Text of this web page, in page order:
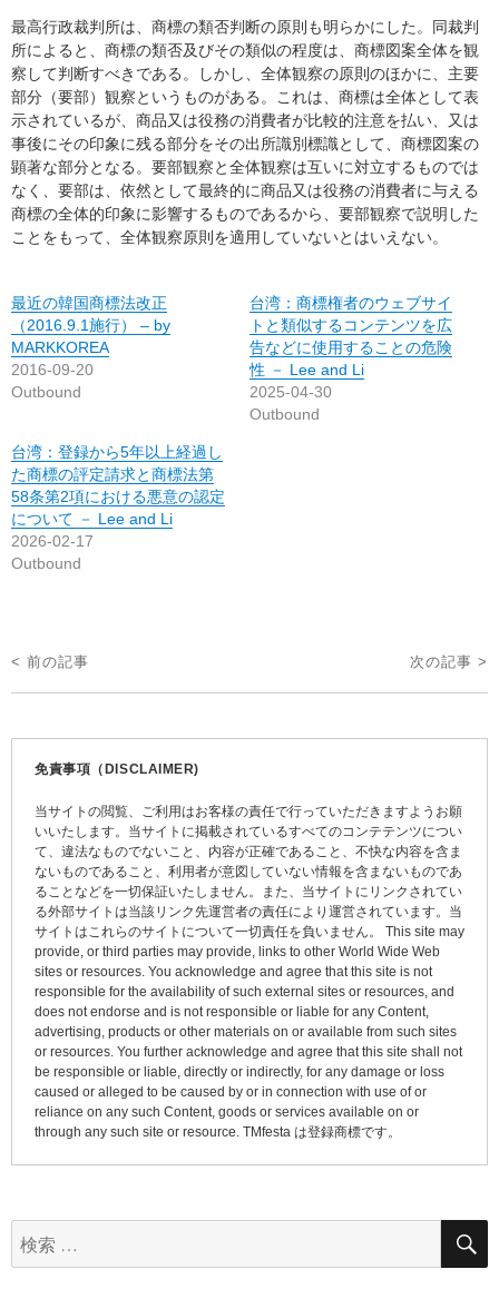
最高行政裁判所は、商標の類否判断の原則も明らかにした。同裁判
所によると、商標の類否及びその類似の程度は、商標図案全体を観
察して判断すべきである。しかし、全体観察の原則のほかに、主要
部分（要部）観察というものがある。これは、商標は全体として表
示されているが、商品又は役務の消費者が比較的注意を払い、又は
事後にその印象に残る部分をその出所識別標識として、商標図案の
顕著な部分となる。要部観察と全体観察は互いに対立するものでは
なく、要部は、依然として最終的に商品又は役務の消費者に与える
商標の全体的印象に影響するものであるから、要部観察で説明した
ことをもって、全体観察原則を適用していないとはいえない。
最近の韓国商標法改正
（2016.9.1施行） – by
MARKKOREA
2016-09-20
Outbound
台湾：商標権者のウェブサイ
トと類似するコンテンツを広
告などに使用することの危険
性 － Lee and Li
2025-04-30
Outbound
台湾：登録から5年以上経過し
た商標の評定請求と商標法第
58条第2項における悪意の認定
について － Lee and Li
2026-02-17
Outbound
投
稿
< 前の記事 次の記事 >
免責事項（DISCLAIMER)
当サイトの閲覧、ご利用はお客様の責任で行っていただきますようお願
いいたします。当サイトに掲載されているすべてのコンテテンツについ
て、違法なものでないこと、内容が正確であること、不快な内容を含ま
ないものであること、利用者が意図していない情報を含まないものであ
ることなどを一切保証いたしません。また、当サイトにリンクされてい
る外部サイトは当該リンク先運営者の責任により運営されています。当
サイトはこれらのサイトについて一切責任を負いません。 This site may
provide, or third parties may provide, links to other World Wide Web
sites or resources. You acknowledge and agree that this site is not
responsible for the availability of such external sites or resources, and
does not endorse and is not responsible or liable for any Content,
advertising, products or other materials on or available from such sites
or resources. You further acknowledge and agree that this site shall not
be responsible or liable, directly or indirectly, for any damage or loss
caused or alleged to be caused by or in connection with use of or
reliance on any such Content, goods or services available on or
through any such site or resource. TMfesta は登録商標です。
索: